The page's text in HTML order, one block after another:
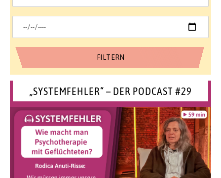
„SYSTEMFEHLER“ – DER PODCAST #29